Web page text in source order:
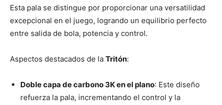
Esta pala se distingue por proporcionar una versatilidad
excepcional en el juego, logrando un equilibrio perfecto
entre salida de bola, potencia y control.
Aspectos destacados de la Tritón:
Doble capa de carbono 3K en el plano: Este diseño
refuerza la pala, incrementando el control y la